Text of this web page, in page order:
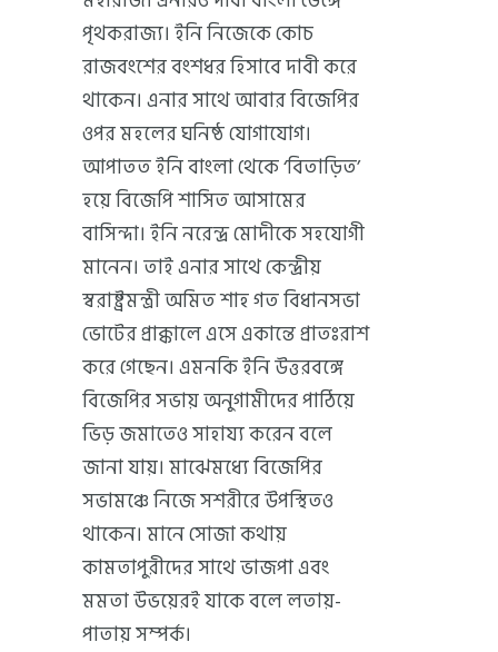
পৃথকরাজ্য। ইনি নিজেকে কোচ
রাজবংশের বংশধর হিসাবে দাবী করে
থাকেন। এনার সাথে আবার বিজেপির
ওপর মহলের ঘনিষ্ঠ যোগাযোগ।
আপাতত ইনি বাংলা থেকে ‘বিতাড়িত’
হয়ে বিজেপি শাসিত আসামের
বাসিন্দা। ইনি নরেন্দ্র মোদীকে সহযোগী
মানেন। তাই এনার সাথে কেন্দ্রীয়
স্বরাষ্ট্রমন্ত্রী অমিত শাহ গত বিধানসভা
ভোটের প্রাক্কালে এসে একান্তে প্রাতঃরাশ
করে গেছেন। এমনকি ইনি উত্তরবঙ্গে
বিজেপির সভায় অনুগামীদের পাঠিয়ে
ভিড় জমাতেও সাহায্য করেন বলে
জানা যায়। মাঝেমধ্যে বিজেপির
সভামঞ্চে নিজে সশরীরে উপস্থিতও
থাকেন। মানে সোজা কথায়
কামতাপুরীদের সাথে ভাজপা এবং
মমতা উভয়েরই যাকে বলে লতায়-
পাতায় সম্পর্ক।